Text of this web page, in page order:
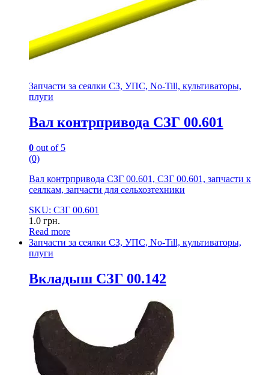
Запчасти за сеялки СЗ, УПС, No-Till, культиваторы,
плуги
Вал контрпривода СЗГ 00.601
0 out of 5
(0)
Вал контрпривода СЗГ 00.601, СЗГ 00.601, запчасти к
сеялкам, запчасти для сельхозтехники
SKU: СЗГ 00.601
1.0 грн.
Read more
Запчасти за сеялки СЗ, УПС, No-Till, культиваторы,
плуги
Вкладыш СЗГ 00.142